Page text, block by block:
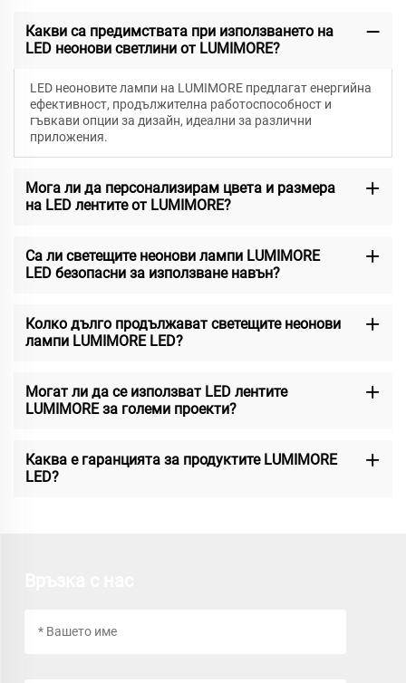
Какви са предимствата при използването на
LED неонови светлини от LUMIMORE?
LED неоновите лампи на LUMIMORE предлагат енергийна
ефективност, продължителна работоспособност и
гъвкави опции за дизайн, идеални за различни
приложения.
Мога ли да персонализирам цвета и размера
на LED лентите от LUMIMORE?
Са ли светещите неонови лампи LUMIMORE
LED безопасни за използване навън?
Колко дълго продължават светещите неонови
лампи LUMIMORE LED?
Могат ли да се използват LED лентите
LUMIMORE за големи проекти?
Каква е гаранцията за продуктите LUMIMORE
LED?